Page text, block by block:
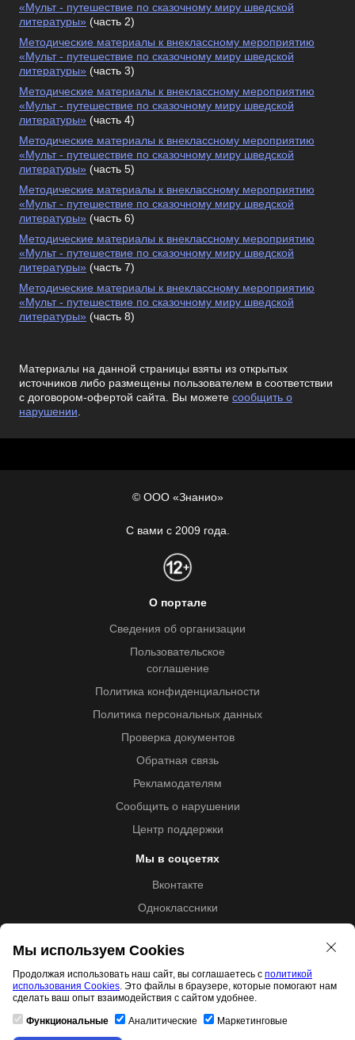
«Мульт - путешествие по сказочному миру шведской
литературы» (часть 2)
Методические материалы к внеклассному мероприятию
«Мульт - путешествие по сказочному миру шведской
литературы» (часть 3)
Методические материалы к внеклассному мероприятию
«Мульт - путешествие по сказочному миру шведской
литературы» (часть 4)
Методические материалы к внеклассному мероприятию
«Мульт - путешествие по сказочному миру шведской
литературы» (часть 5)
Методические материалы к внеклассному мероприятию
«Мульт - путешествие по сказочному миру шведской
литературы» (часть 6)
Методические материалы к внеклассному мероприятию
«Мульт - путешествие по сказочному миру шведской
литературы» (часть 7)
Методические материалы к внеклассному мероприятию
«Мульт - путешествие по сказочному миру шведской
литературы» (часть 8)
Материалы на данной страницы взяты из открытых
источников либо размещены пользователем в соответствии
с договором-офертой сайта. Вы можете сообщить о
нарушении.
© ООО «Знанио»
С вами с 2009 года.
О портале
Сведения об организации
Пользовательское
соглашение
Политика конфиденциальности
Политика персональных данных
Проверка документов
Обратная связь
Рекламодателям
Сообщить о нарушении
Центр поддержки
Мы в соцсетях
Вконтакте
Одноклассники
Образовательная лицензия №5257 от 09.09.2020 (Л035-
01253-67/00192487)
Мы используем Cookies
Продолжая использовать наш сайт, вы соглашаетесь с политикой
использования Cookies. Это файлы в браузере, которые помогают нам
сделать ваш опыт взаимодействия с сайтом удобнее.
Функциональные Аналитические Маркетинговые